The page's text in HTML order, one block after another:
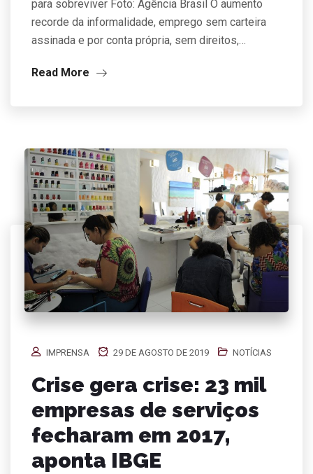
para sobreviver Foto: Agência Brasil O aumento
recorde da informalidade, emprego sem carteira
assinada e por conta própria, sem direitos,…
Read More
IMPRENSA 29 DE AGOSTO DE 2019 NOTÍCIAS
Crise gera crise: 23 mil
empresas de serviços
fecharam em 2017,
aponta IBGE